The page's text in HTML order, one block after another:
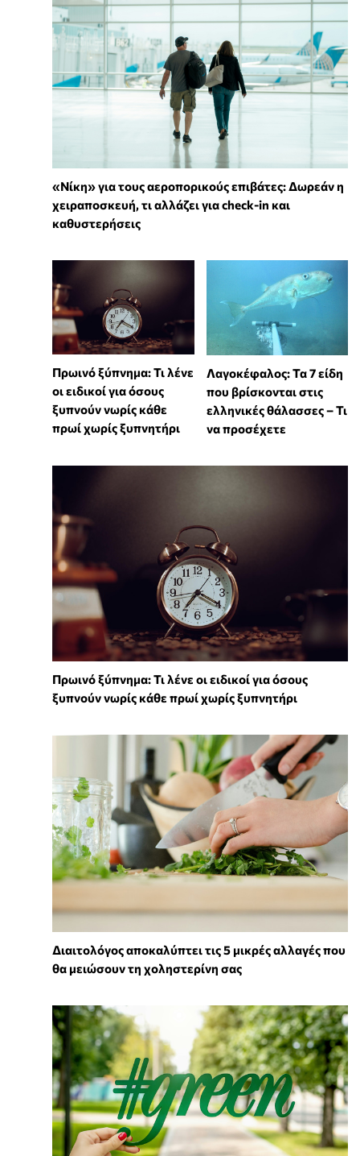
«Νίκη» για τους αεροπορικούς επιβάτες: Δωρεάν η
χειραποσκευή, τι αλλάζει για check-in και
καθυστερήσεις
Πρωινό ξύπνημα: Τι λένε
οι ειδικοί για όσους
ξυπνούν νωρίς κάθε
πρωί χωρίς ξυπνητήρι
Λαγοκέφαλος: Τα 7 είδη
που βρίσκονται στις
ελληνικές θάλασσες – Τι
να προσέχετε
Πρωινό ξύπνημα: Τι λένε οι ειδικοί για όσους
ξυπνούν νωρίς κάθε πρωί χωρίς ξυπνητήρι
Διαιτολόγος αποκαλύπτει τις 5 μικρές αλλαγές που
θα μειώσουν τη χοληστερίνη σας